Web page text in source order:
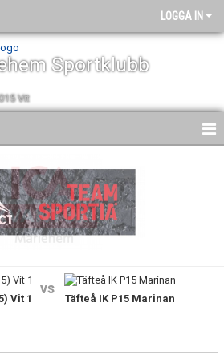
LOGGA IN
Sportklubb
Vit
Vit 1
vs
Täfteå IK P15 Marinan